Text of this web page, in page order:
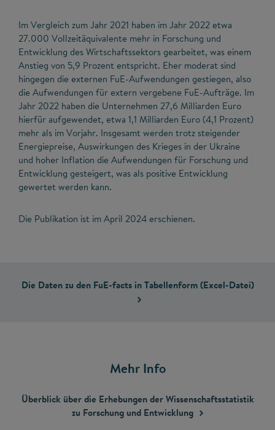
Im Vergleich zum Jahr 2021 haben im Jahr 2022 etwa
27.000 Vollzeitäquivalente mehr in Forschung und
Entwicklung des Wirtschaftssektors gearbeitet, was einem
Anstieg von 5,9 Prozent entspricht. Eher moderat sind
hingegen die externen FuE-Aufwendungen gestiegen, also
die Aufwendungen für extern vergebene FuE-Aufträge. Im
Jahr 2022 haben die Unternehmen 27,6 Milliarden Euro
hierfür aufgewendet, etwa 1,1 Milliarden Euro (4,1 Prozent)
mehr als im Vorjahr. Insgesamt werden trotz steigender
Energiepreise, Auswirkungen des Krieges in der Ukraine
und hoher Inflation die Aufwendungen für Forschung und
Entwicklung gesteigert, was als positive Entwicklung
gewertet werden kann.
Die Publikation ist im April 2024 erschienen.
Die Daten zu den FuE-facts in Tabellenform (Excel-Datei)
Mehr Info
Überblick über die Erhebungen der Wissenschaftsstatistik
zu Forschung und Entwicklung